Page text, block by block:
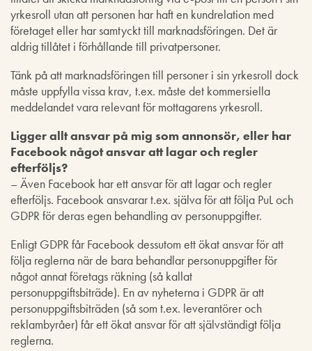
yrkesroll utan att personen har haft en kundrelation med
företaget eller har samtyckt till marknadsföringen. Det är
aldrig tillåtet i förhållande till privatpersoner.
Tänk på att marknadsföringen till personer i sin yrkesroll dock
måste uppfylla vissa krav, t.ex. måste det kommersiella
meddelandet vara relevant för mottagarens yrkesroll.
Ligger allt ansvar på mig som annonsör, eller har
Facebook något ansvar att lagar och regler
efterföljs?
– Även Facebook har ett ansvar för att lagar och regler
efterföljs. Facebook ansvarar t.ex. själva för att följa PuL och
GDPR för deras egen behandling av personuppgifter.
Enligt GDPR får Facebook dessutom ett ökat ansvar för att
följa reglerna när de bara behandlar personuppgifter för
något annat företags räkning (så kallat
personuppgiftsbiträde). En av nyheterna i GDPR är att
personuppgiftsbiträden (så som t.ex. leverantörer och
reklambyråer) får ett ökat ansvar för att självständigt följa
reglerna.